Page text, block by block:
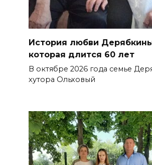
История любви
которая длится 60 лет
В октябре 2026 года семье
хутора Ольховый